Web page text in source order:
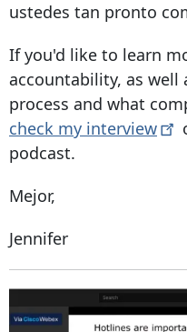
ustedes tan pronto
If you'd like to learn
accountability, as well
process and what
check my interview
podcast.
Mejor,
Jennifer